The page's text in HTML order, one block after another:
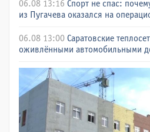
06.08 13:16 Спорт не спас:
из Пугачева оказался на
06.08 13:00 Саратовские
оживлёнными автомобильными